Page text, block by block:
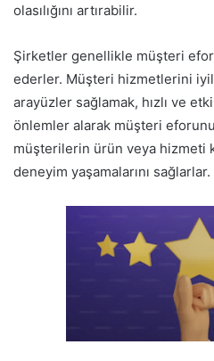
olasılığını artırabilir.
Şirketler genellikle müşteri
ederler. Müşteri hizmetlerini
arayüzler sağlamak, hızlı ve
önlemler alarak müşteri
müşterilerin ürün veya hizmeti
deneyim yaşamalarını sağlarlar.